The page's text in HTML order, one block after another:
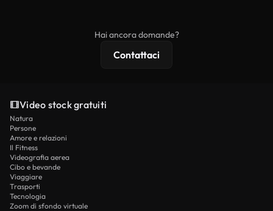
Hai ancora domande?
Contattaci
Video stock gratuiti
Natura
Persone
Amore e relazioni
Il Fitness
Videografia aerea
Cibo e bevande
Viaggiare
Trasporti
Tecnologia
Zoom di sfondo virtuale